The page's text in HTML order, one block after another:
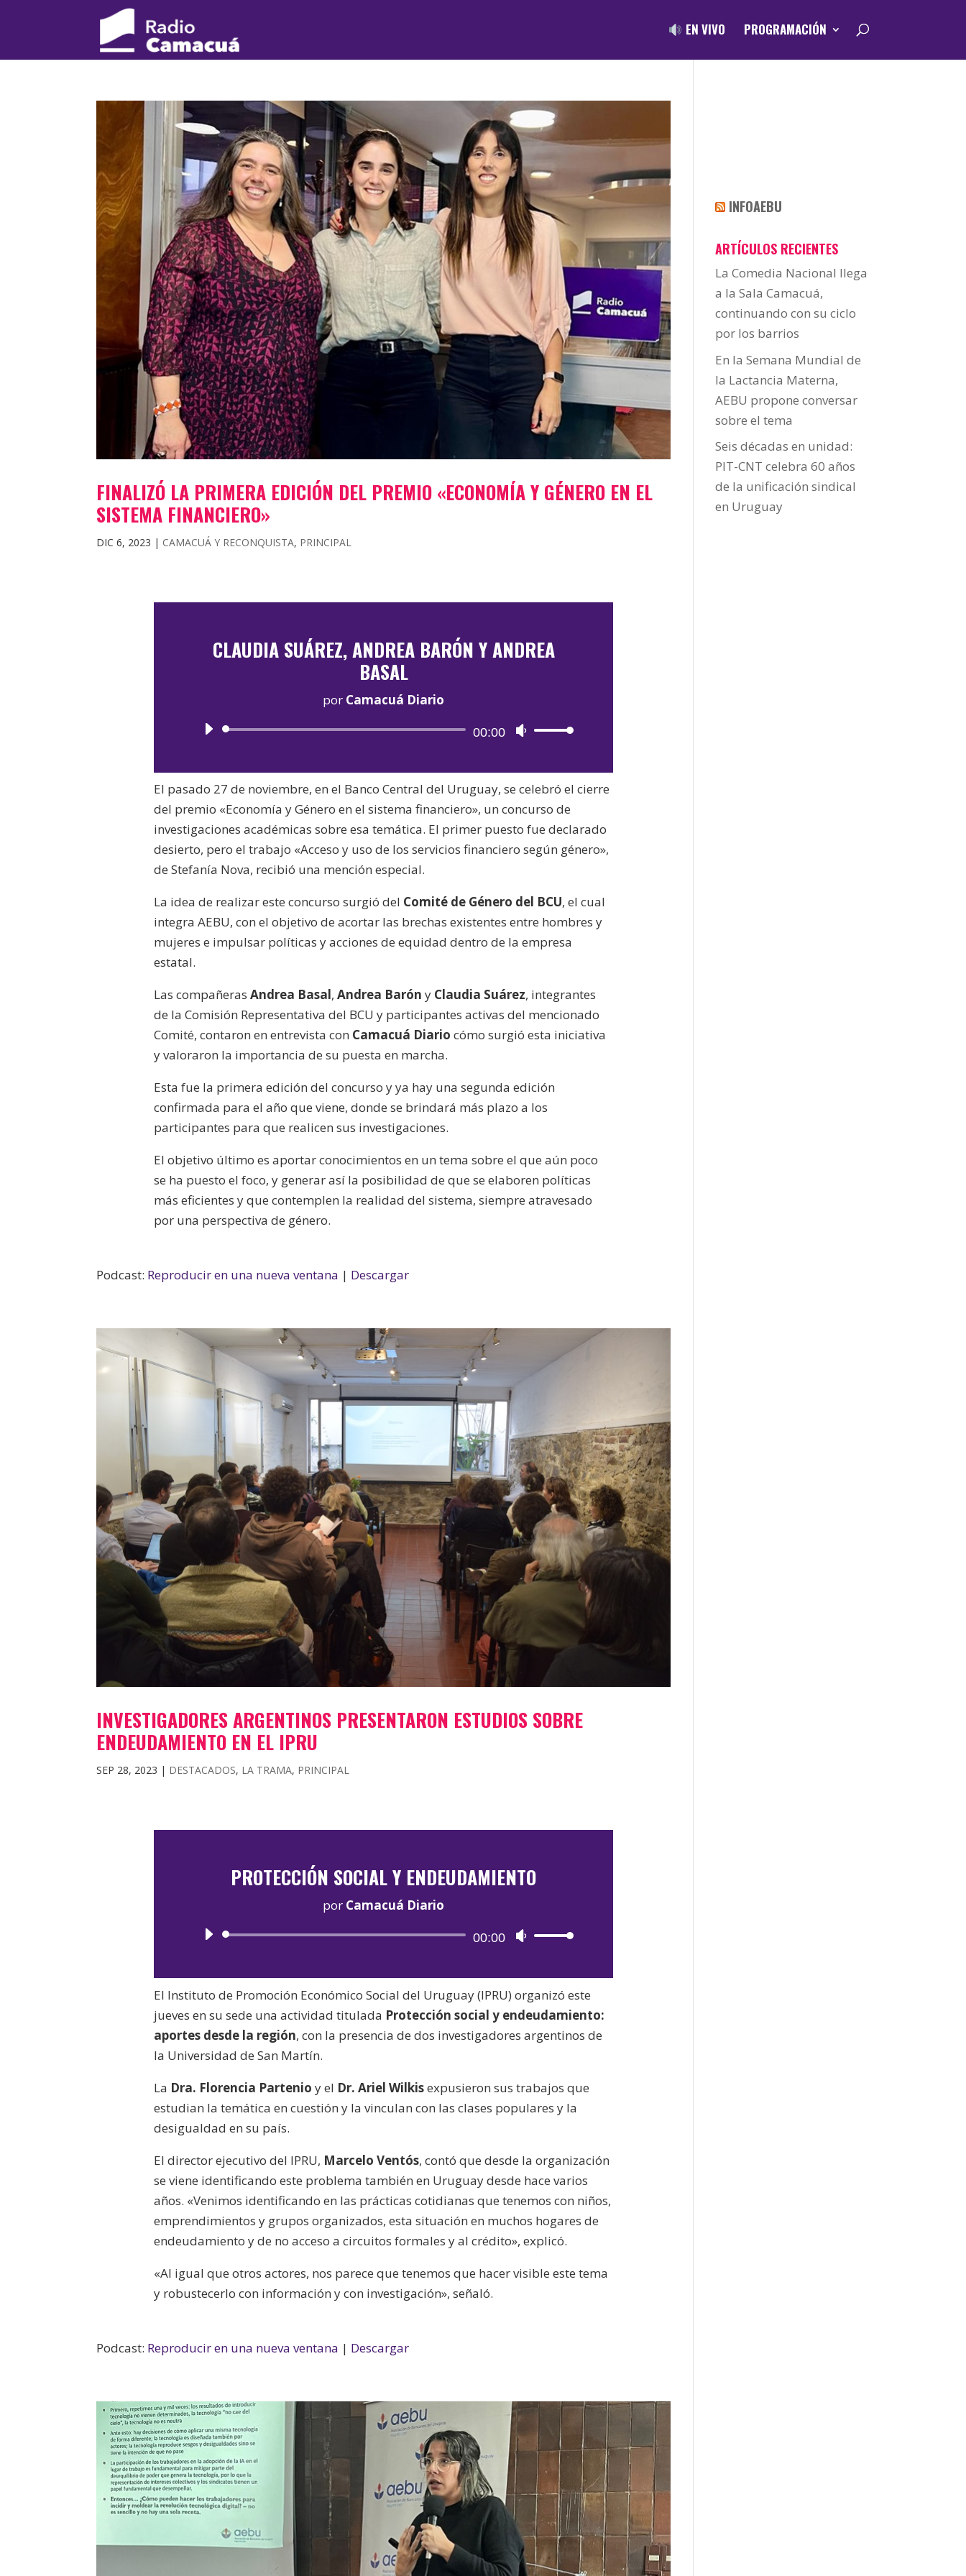
EN VIVO PROGRAMACIÓN
FINALIZÓ LA PRIMERA EDICIÓN DEL PREMIO «ECONOMÍA Y GÉNERO EN EL
SISTEMA FINANCIERO»
DIC 6, 2023 | CAMACUÁ Y RECONQUISTA, PRINCIPAL
CLAUDIA SUÁREZ, ANDREA BARÓN Y ANDREA
BASAL
por Camacuá Diario
Reproductor
audio
00:00
Utiliza
teclas
de
flecha
arriba/abajo
para
o
volumen.
El pasado 27 de noviembre, en el Banco Central del Uruguay, se celebró el cierre
del premio «Economía y Género en el sistema financiero», un concurso de
investigaciones académicas sobre esa temática. El primer puesto fue declarado
desierto, pero el trabajo «Acceso y uso de los servicios financiero según género»,
de Stefanía Nova, recibió una mención especial.
La idea de realizar este concurso surgió del Comité de Género del BCU, el cual
integra AEBU, con el objetivo de acortar las brechas existentes entre hombres y
mujeres e impulsar políticas y acciones de equidad dentro de la empresa
estatal.
Las compañerasAndrea Basal,Andrea Barón y Claudia Suárez, integrantes
de la Comisión Representativa del BCU y participantes activas del mencionado
Comité, contaron en entrevista con Camacuá Diario cómo surgió esta iniciativa
y valoraron la importancia de su puesta en marcha.
Esta fue la primera edición del concurso y ya hay una segunda edición
confirmada para el año que viene, donde se brindará más plazo a los
participantes para que realicen sus investigaciones.
El objetivo último es aportar conocimientos en un tema sobre el que aún poco
se ha puesto el foco, y generar así la posibilidad de que se elaboren políticas
más eficientes y que contemplen la realidad del sistema, siempre atravesado
por una perspectiva de género.
Podcast: Reproducir en una nueva ventana | Descargar
INVESTIGADORES ARGENTINOS PRESENTARON ESTUDIOS SOBRE
ENDEUDAMIENTO EN EL IPRU
SEP 28, 2023 | DESTACADOS, LA TRAMA, PRINCIPAL
PROTECCIÓN SOCIAL Y ENDEUDAMIENTO
por Camacuá Diario
Reproductor
audio
00:00
Utiliza
teclas
de
flecha
arriba/abajo
disminuir
volumen.
El Instituto de Promoción Económico Social del Uruguay (IPRU) organizó este
jueves en su sede una actividad titulada Protección social y endeudamiento:
aportes desde la región, con la presencia de dos investigadores argentinos de
la Universidad de San Martín.
La Dra. Florencia Partenio y el Dr. Ariel Wilkisexpusieron sus trabajos que
estudian la temática en cuestión y la vinculan con las clases populares y la
desigualdad en su país.
El director ejecutivo del IPRU, Marcelo Ventós, contó que desde la organización
se viene identificando este problema también en Uruguay desde hace varios
años. «Venimos identificando en las prácticas cotidianas que tenemos con niños,
emprendimientos y grupos organizados, esta situación en muchos hogares de
endeudamiento y de no acceso a circuitos formales y al crédito», explicó.
«Al igual que otros actores, nos parece que tenemos que hacer visible este tema
y robustecerlo con información y con investigación», señaló.
Podcast: Reproducir en una nueva ventana | Descargar
INFOAEBU
ARTÍCULOS RECIENTES
La Comedia Nacional llega
a la Sala Camacuá,
continuando con su ciclo
por los barrios
En la Semana Mundial de
la Lactancia Materna,
AEBU propone conversar
sobre el tema
Seis décadas en unidad:
PIT-CNT celebra 60 años
de la unificación sindical
en Uruguay